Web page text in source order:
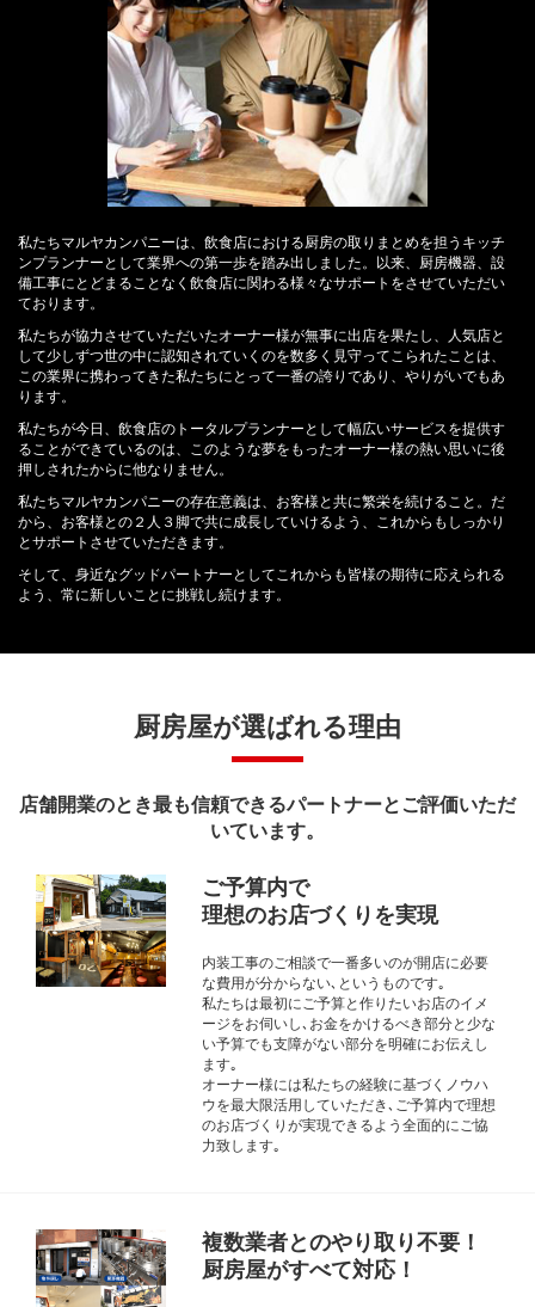
私たちマルヤカンパニーは、飲食店における厨房の取りまとめを担うキッチ
ンプランナーとして業界への第一歩を踏み出しました。以来、厨房機器、設
備工事にとどまることなく飲食店に関わる様々なサポートをさせていただい
ております。
私たちが協力させていただいたオーナー様が無事に出店を果たし、人気店と
して少しずつ世の中に認知されていくのを数多く見守ってこられたことは、
この業界に携わってきた私たちにとって一番の誇りであり、やりがいでもあ
ります。
私たちが今日、飲食店のトータルプランナーとして幅広いサービスを提供す
ることができているのは、このような夢をもったオーナー様の熱い思いに後
押しされたからに他なりません。
私たちマルヤカンパニーの存在意義は、お客様と共に繁栄を続けること。だ
から、お客様との２人３脚で共に成長していけるよう、これからもしっかり
とサポートさせていただきます。
そして、身近なグッドパートナーとしてこれからも皆様の期待に応えられる
よう、常に新しいことに挑戦し続けます。
厨房屋が選ばれる理由
店舗開業のとき最も信頼できるパートナーとご評価いただ
いています。
ご予算内で
理想のお店づくりを実現
内装工事のご相談で一番多いのが開店に必要
な費用が分からない､というものです｡
私たちは最初にご予算と作りたいお店のイメ
ージをお伺いし､お金をかけるべき部分と少な
い予算でも支障がない部分を明確にお伝えし
ます｡
オーナー様には私たちの経験に基づくノウハ
ウを最大限活用していただき､ご予算内で理想
のお店づくりが実現できるよう全面的にご協
力致します｡
複数業者とのやり取り不要！
厨房屋がすべて対応！